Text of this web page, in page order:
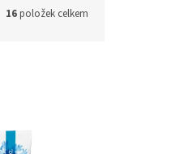
16položek celkem